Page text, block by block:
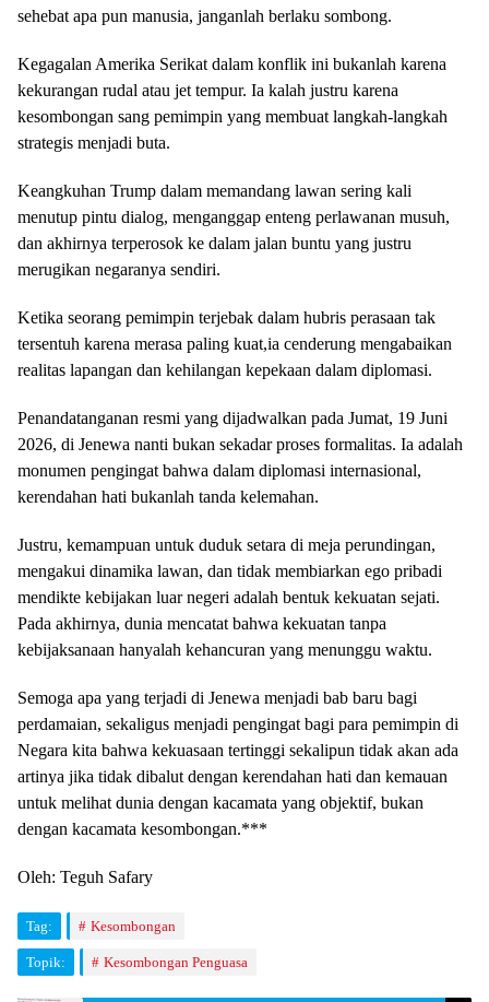
sehebat apa pun manusia, janganlah berlaku sombong.
Kegagalan Amerika Serikat dalam konflik ini bukanlah karena
kekurangan rudal atau jet tempur. Ia kalah justru karena
kesombongan sang pemimpin yang membuat langkah-langkah
strategis menjadi buta.
Keangkuhan Trump dalam memandang lawan sering kali
menutup pintu dialog, menganggap enteng perlawanan musuh,
dan akhirnya terperosok ke dalam jalan buntu yang justru
merugikan negaranya sendiri.
Ketika seorang pemimpin terjebak dalam hubris perasaan tak
tersentuh karena merasa paling kuat,ia cenderung mengabaikan
realitas lapangan dan kehilangan kepekaan dalam diplomasi.
​Penandatanganan resmi yang dijadwalkan pada Jumat, 19 Juni
2026, di Jenewa nanti bukan sekadar proses formalitas. Ia adalah
monumen pengingat bahwa dalam diplomasi internasional,
kerendahan hati bukanlah tanda kelemahan.
Justru, kemampuan untuk duduk setara di meja perundingan,
mengakui dinamika lawan, dan tidak membiarkan ego pribadi
mendikte kebijakan luar negeri adalah bentuk kekuatan sejati. ​
Pada akhirnya, dunia mencatat bahwa kekuatan tanpa
kebijaksanaan hanyalah kehancuran yang menunggu waktu.
Semoga apa yang terjadi di Jenewa menjadi bab baru bagi
perdamaian, sekaligus menjadi pengingat bagi para pemimpin di
Negara kita bahwa kekuasaan tertinggi sekalipun tidak akan ada
artinya jika tidak dibalut dengan kerendahan hati dan kemauan
untuk melihat dunia dengan kacamata yang objektif, bukan
dengan kacamata kesombongan.***
Oleh: Teguh Safary
Tag: Kesombongan
Topik: Kesombongan Penguasa